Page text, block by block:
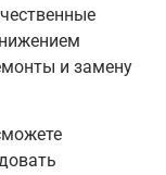
и замену